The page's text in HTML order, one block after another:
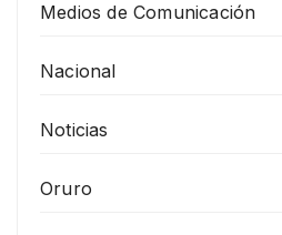
Medios de Comunicación
Nacional
Noticias
Oruro